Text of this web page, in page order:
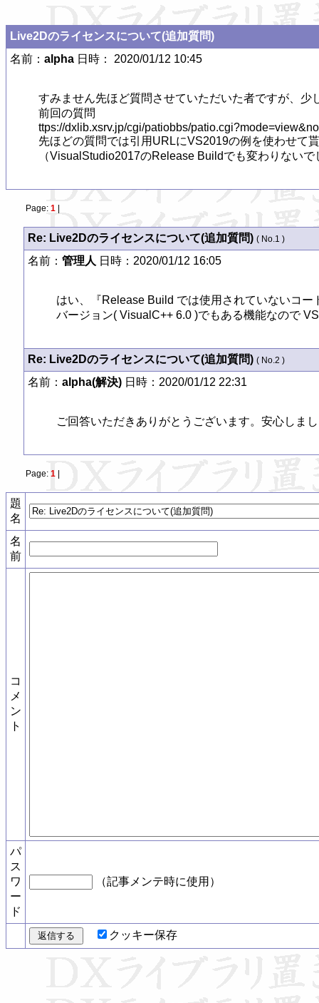
Live2Dのライセンスについて(追加質問)
名前： alpha 日時： 2020/01/12 10:45
すみません先ほど質問させていただいた者ですが、
前回の質問
ttps://dxlib.xsrv.jp/cgi/patiobbs/
先ほどの質問では引用URLにVS2019の例を使わせて
（VisualStudio2017のRelease Buildでも変わりないで
Page: 1|
Re: Live2Dのライセンスについて(追加質問) ( No.1 )
名前： 管理人 日時：2020/01/12 16:05
はい、『Release Build では使用されていないコ
バージョン( VisualC++ 6.0 )でもある機能なので
Re: Live2Dのライセンスについて(追加質問) ( No.2 )
名前： alpha(解決)日時：2020/01/12 22:31
ご回答いただきありがとうございます。安心しま
Page: 1|
題
名
名
前
コ
メ
ン
ト
パ
ス
ワ
ー
ド
（記事メンテ時に使用）
クッキー保存